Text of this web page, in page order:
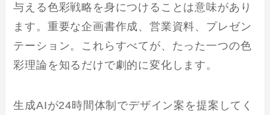
与える色彩戦略を身につけることは意味があり
ます。重要な企画書作成、営業資料、プレゼン
テーション。これらすべてが、たった一つの色
彩理論を知るだけで劇的に変化します。
生成AIが24時間体制でデザイン案を提案してく